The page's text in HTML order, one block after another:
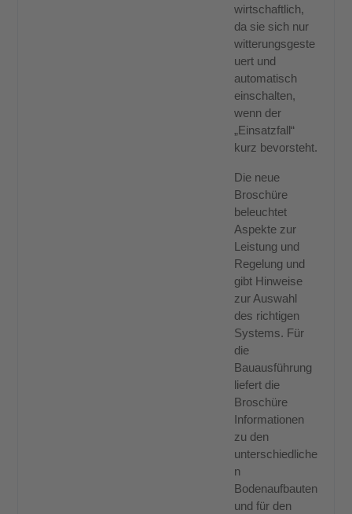
wirtschaftlich,
da sie sich nur
witterungsgeste
uert und
automatisch
einschalten,
wenn der
„Einsatzfall“
kurz bevorsteht.
Die neue
Broschüre
beleuchtet
Aspekte zur
Leistung und
Regelung und
gibt Hinweise
zur Auswahl
des richtigen
Systems. Für
die
Bauausführung
liefert die
Broschüre
Informationen
zu den
unterschiedliche
n
Bodenaufbauten
und für den